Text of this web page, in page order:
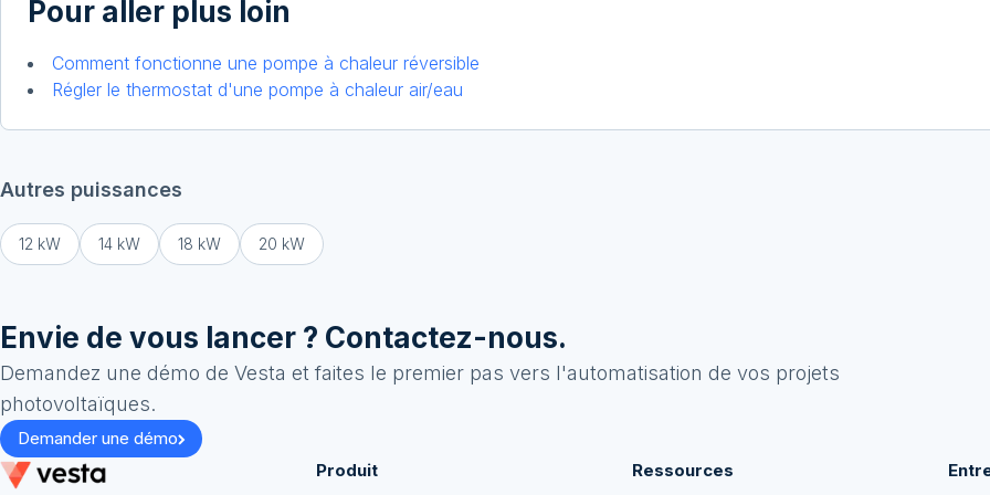
Pour aller plus loin
Comment fonctionne une pompe à chaleur réversible
Régler le thermostat d'une pompe à chaleur air/eau
Autres puissances
12 kW 14 kW 18 kW 20 kW
Envie de vous lancer ? Contactez-nous.
Demandez une démo de Vesta et faites le premier pas vers l'automatisation de vos projets
photovoltaïques.
Demander une démo
Produit
Ressources